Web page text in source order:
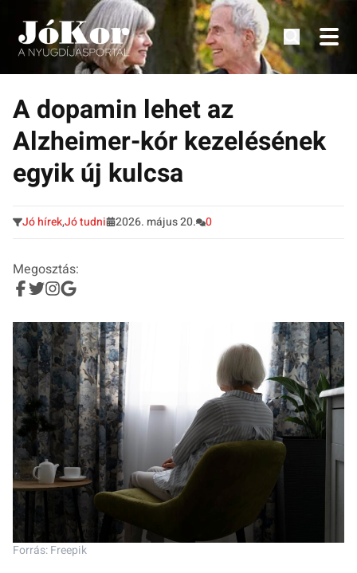
Tovább
tartalomra
Tudnivalók, érdekességek idősek számára.
A dopamin lehet az
Alzheimer-kór kezelésének
egyik új kulcsa
Jó hírek,Jó tudni 2026. május 20. 0
Megosztás:
Forrás: Freepik